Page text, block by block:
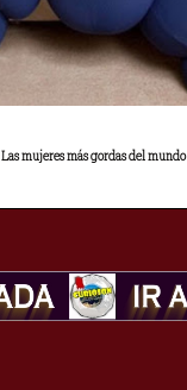
Las mujeres más gordas del mundo